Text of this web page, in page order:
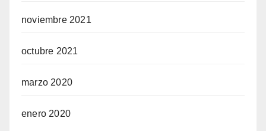
noviembre 2021
octubre 2021
marzo 2020
enero 2020